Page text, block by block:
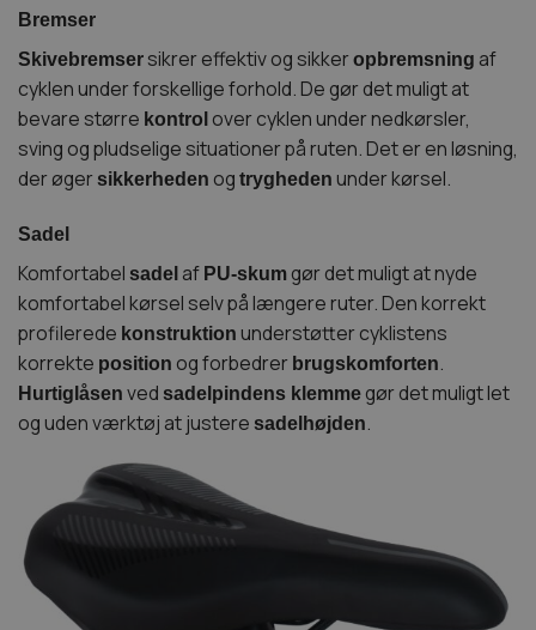
Bremser
Skivebremser sikrer effektiv og sikker opbremsning af
cyklen under forskellige forhold. De gør det muligt at
bevare større kontrol over cyklen under nedkørsler,
sving og pludselige situationer på ruten. Det er en løsning,
der øger sikkerheden og trygheden under kørsel.
Sadel
Komfortabel sadel af PU-skum gør det muligt at nyde
komfortabel kørsel selv på længere ruter. Den korrekt
profilerede konstruktion understøtter cyklistens
korrekte position og forbedrer brugskomforten.
Hurtiglåsen ved sadelpindens klemme gør det muligt let
og uden værktøj at justere sadelhøjden.